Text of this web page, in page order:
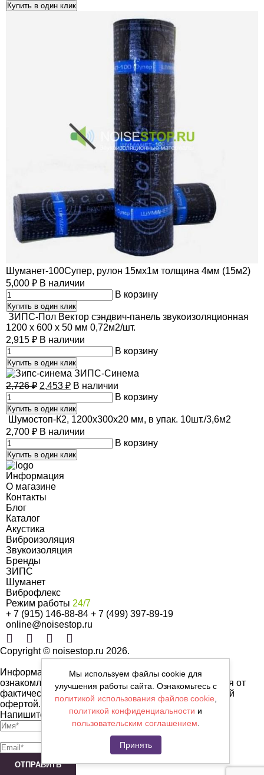
Купить в один клик
Шуманет-100Супер, рулон 15мх1м толщина 4мм (15м2)
5,000 ₽ В наличии
В корзину
Купить в один клик
ЗИПС-Пол Вектор сэндвич-панель звукоизоляционная
1200 х 600 х 50 мм 0,72м2/шт.
2,915 ₽ В наличии
В корзину
Купить в один клик
ЗИПС-Синема
2,726₽ 2,453 ₽ В наличии
В корзину
Купить в один клик
Шумостоп-К2, 1200х300х20 мм, в упак. 10шт./3,6м2
2,700 ₽ В наличии
В корзину
Купить в один клик
Информация
О магазине
Контакты
Блог
Каталог
Акустика
Виброизоляция
Звукоизоляция
Бренды
ЗИПС
Шуманет
Виброфлекс
Режим работы 24/7
+ 7 (915) 146-88-84 + 7 (499) 397-89-19
online@noisestop.ru
Copyright © noisestop.ru 2026.
Информация о товарах на сайте приведена в целях
ознакомленияя. Фотографии, цвета могут отличаться от
фактических характеристик и не являются публичной
офертой.
Напишите нам сообщение
ОТПРАВИТЬ
Мы используем файлы cookie для
улучшения работы сайта. Ознакомьтесь с
политикой использования файлов cookie
политикой конфиденциальности и
пользовательским соглашением
Принять